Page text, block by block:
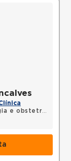
e obstetrícia